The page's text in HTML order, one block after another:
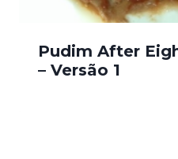
Pudim After
– Versão 1